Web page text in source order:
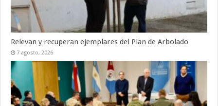
Relevan y recuperan ejemplares del Plan de Arbolado
7 agosto, 2026